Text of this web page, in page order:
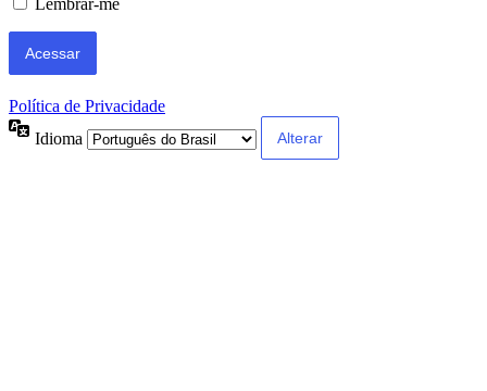
Lembrar-me
Política de Privacidade
Idioma